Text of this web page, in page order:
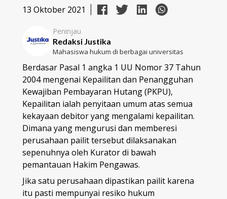
13 Oktober 2021
Peninjau
Redaksi Justika
Mahasiswa hukum di berbagai universitas
Berdasar Pasal 1 angka 1 UU Nomor 37 Tahun
2004 mengenai Kepailitan dan Penangguhan
Kewajiban Pembayaran Hutang (PKPU),
Kepailitan ialah penyitaan umum atas semua
kekayaan debitor yang mengalami kepailitan.
Dimana yang mengurusi dan memberesi
perusahaan pailit tersebut dilaksanakan
sepenuhnya oleh Kurator di bawah
pemantauan Hakim Pengawas.
Jika satu perusahaan dipastikan pailit karena
itu pasti mempunyai resiko hukum